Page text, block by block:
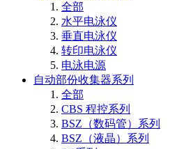
全部
水平电泳仪
垂直电泳仪
转印电泳仪
电泳电源
自动部份收集器系列
全部
CBS 程控系列
BSZ（数码管）系列
BSZ（液晶）系列